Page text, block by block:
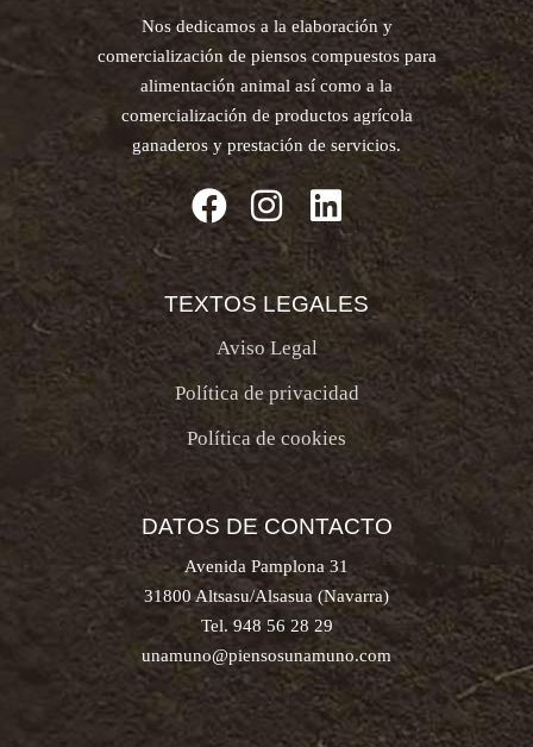
Nos dedicamos a la elaboración y
comercialización de piensos compuestos para
alimentación animal así como a la
comercialización de productos agrícola
ganaderos y prestación de servicios.
TEXTOS LEGALES
Aviso Legal
Política de privacidad
Política de cookies
DATOS DE CONTACTO
Avenida Pamplona 31
31800 Altsasu/Alsasua (Navarra)
Tel. 948 56 28 29
unamuno@piensosunamuno.com